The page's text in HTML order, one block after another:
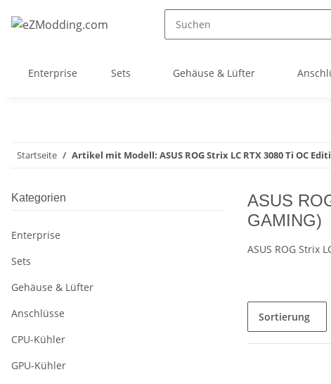
Enterprise Sets Gehäuse & Lüfter
Startseite Artikel mit Modell: ASUS ROG Strix LC RTX 3080 Ti OC
ASUS
GAMING)
ASUS ROG Strix
Sortierung
Kategorien
Enterprise
Sets
Gehäuse & Lüfter
Anschlüsse
CPU-Kühler
GPU-Kühler